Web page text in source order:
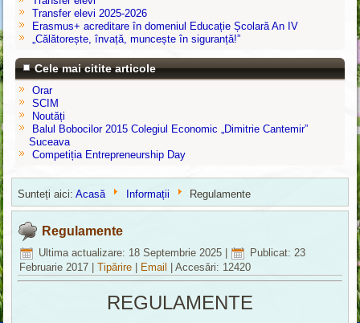
Transfer elevi 2025-2026
Erasmus+ acreditare în domeniul Educație Școlară An IV
„Călătorește, învață, muncește în siguranță!”
Cele mai citite articole
Orar
SCIM
Noutăți
Balul Bobocilor 2015 Colegiul Economic „Dimitrie Cantemir”
Suceava
Competiția Entrepreneurship Day
Sunteți aici:Acasă Informații Regulamente
Regulamente
Ultima actualizare: 18 Septembrie 2025
Publicat: 23
Februarie 2017 |Tipărire Email |Accesări: 12420
REGULAMENTE